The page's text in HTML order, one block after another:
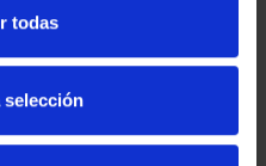
todas
selección